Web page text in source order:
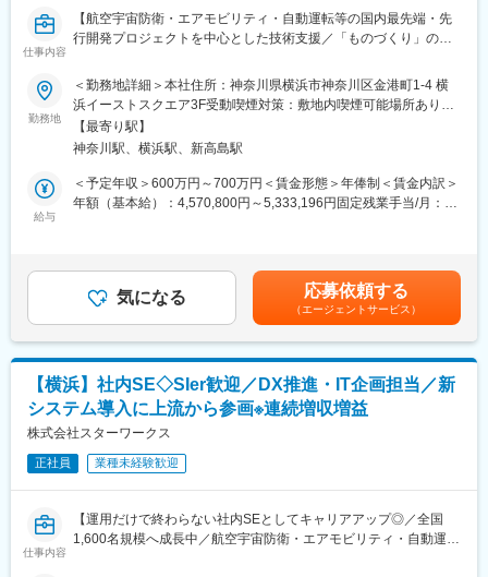
・フレックス制度：有（コアタイム11時～15時）
・残業時間：5～20時間程度（業務の繁閑による）
・国内に2社、世界に10社しかない希少なスポンジチタンメーカ
ーであり、世界トップクラスのシェアを誇ります。
その中でも、現在世界で4ヵ国のみ製造している、航空機のエン
ジンに使用されるプレミアムクオリティーのスポンジチタンを製
・東証プライムに上場しており、安定性とチャレンジ精神を兼ね
備えております。
・株式会社神戸製鋼所や日本製鉄など、国内の有名企業からの資
本参加を受けています。
変更の範囲：会社の定める業務
仕事内容
【航空宇宙防衛・エアモビリティ・自動運転等の国内最先端・先
行開発プロジェクトを中心とした技術支援／「ものづくり」の欠
／大手企業と取引にて安定】
■業務概要：
会社の事業拡大および組織拡大に伴い、全国約1,600名規模の体制
へ成長しました。
自社社内で運用中の業務管理システムや各種関連データを主に
Google data portalやMicrosoft powerBI等のダッシュボード上での
パッケージシステムの組合せやフルスクラッチ開発の仕様決め・
要件定義・導入支援への対応を頂きます。その後の運用・保守に
【DX推進・システム導入】
・マネーフォワード各種サービスの運用・改善
・採用管理システムの運用・活用推進
・Sansanの運用・定着支援
・新規システム（CRM・VRM等）の選定・導入・運用
・業務効率化に向けたIT企画・推進
【情報システム業務】
・社内ネットワーク環境の整備
・PC・スマートフォン等の端末管理
勤務地
＜勤務地詳細＞本社住所：神奈川県横浜市神奈川区金港町1-4 横
浜イーストスクエア3F受動喫煙対策：敷地内喫煙可能場所あり変
更の範囲：会社の定める事業所
【最寄り駅】
神奈川駅、横浜駅、新高島駅
給与
＜予定年収＞600万円～700万円＜賃金形態＞年俸制＜賃金内訳＞
年額（基本給）：4,570,800円～5,333,196円固定残業手当/月：
給与補足＞■昇給：年1回 賃金はあくまでも目安の金額であり、選
考を通じて上下する可能性があります。月給(月額)は固定手当を含
めた表記です。
気になる 応募依頼する
（エージェントサービス）
【横浜】社内SE◇SIer歓迎／DX推進・IT企画担当／新
システム導入に上流から参画※連続増収増益
株式会社スターワークス
正社員 業種未経験歓迎
仕事内容
【運用だけで終わらない社内SEとしてキャリアアップ◎／全国
1,600名規模へ成長中／航空宇宙防衛・エアモビリティ・自動運転